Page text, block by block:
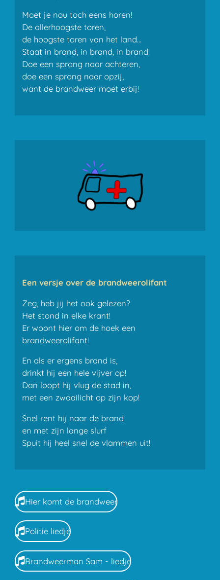
Moet je nou toch eens horen!
De allerhoogste toren,
de hoogste toren van het land...
Staat in brand, in brand, in brand!
Doe een sprong naar achteren,
doe een sprong naar opzij,
want de brandweer moet erbij!
Een versje over de brandweerolifant
Zeg, heb jij het ook gelezen?
Het stond in elke krant!
Er woont hier om de hoek een
brandweerolifant!
En als er ergens brand is,
drinkt hij een hele vijver op!
Dan loopt hij vlug de stad in,
met een zwaailicht op zijn kop!
Snel rent hij naar de brand
en met zijn lange slurf
Spuit hij heel snel de vlammen uit!
Hier komt de brandweer
Politie liedje
Brandweerman Sam - liedje